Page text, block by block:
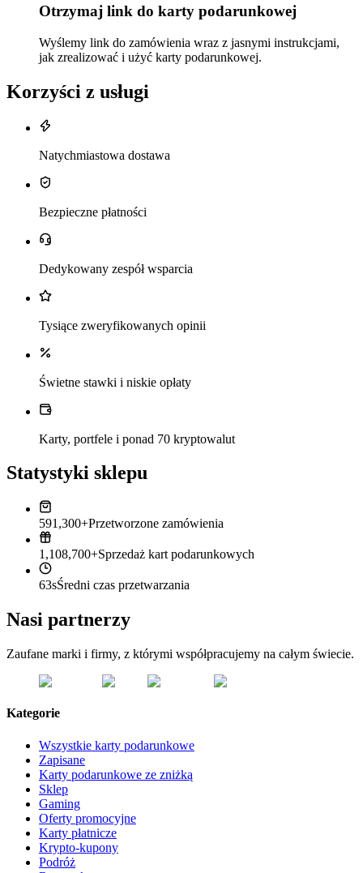
Otrzymaj link do karty podarunkowej
Wyślemy link do zamówienia wraz z jasnymi instrukcjami,
jak zrealizować i użyć karty podarunkowej.
Korzyści z usługi
Natychmiastowa dostawa
Bezpieczne płatności
Dedykowany zespół wsparcia
Tysiące zweryfikowanych opinii
Świetne stawki i niskie opłaty
Karty, portfele i ponad 70 kryptowalut
Statystyki sklepu
591,300+Przetworzone zamówienia
1,108,700+Sprzedaż kart podarunkowych
63sŚredni czas przetwarzania
Nasi partnerzy
Zaufane marki i firmy, z którymi współpracujemy na całym świecie.
Kategorie
Wszystkie karty podarunkowe
Zapisane
Karty podarunkowe ze zniżką
Sklep
Gaming
Oferty promocyjne
Karty płatnicze
Krypto-kupony
Podróż